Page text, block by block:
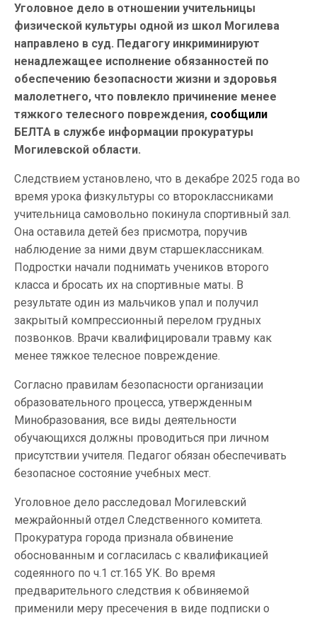
Уголовное дело в отношении учительницы
физической культуры одной из школ Могилева
направлено в суд. Педагогу инкриминируют
ненадлежащее исполнение обязанностей по
обеспечению безопасности жизни и здоровья
малолетнего, что повлекло причинение менее
тяжкого телесного повреждения, сообщили
БЕЛТА в службе информации прокуратуры
Могилевской области.
Следствием установлено, что в декабре 2025 года во
время урока физкультуры со второклассниками
учительница самовольно покинула спортивный зал.
Она оставила детей без присмотра, поручив
наблюдение за ними двум старшеклассникам.
Подростки начали поднимать учеников второго
класса и бросать их на спортивные маты. В
результате один из мальчиков упал и получил
закрытый компрессионный перелом грудных
позвонков. Врачи квалифицировали травму как
менее тяжкое телесное повреждение.
Согласно правилам безопасности организации
образовательного процесса, утвержденным
Минобразования, все виды деятельности
обучающихся должны проводиться при личном
присутствии учителя. Педагог обязан обеспечивать
безопасное состояние учебных мест.
Уголовное дело расследовал Могилевский
межрайонный отдел Следственного комитета.
Прокуратура города признала обвинение
обоснованным и согласилась с квалификацией
содеянного по ч.1 ст.165 УК. Во время
предварительного следствия к обвиняемой
применили меру пресечения в виде подписки о